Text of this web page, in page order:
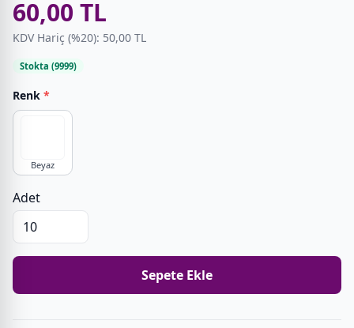
60,00 TL
KDV Hariç (%20): 50,00 TL
Stokta (9999)
Renk *
Beyaz
Adet
Sepete Ekle